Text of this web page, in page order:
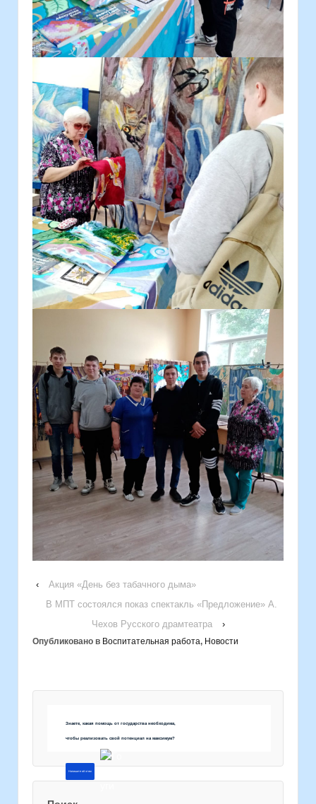
‹
Акция «День без табачного дыма»
В МПТ состоялся показ спектакль «Предложение» А.
Чехов Русского драмтеатра
›
Опубликовано в Воспитательная работа, Новости
Знаете, какая помощь от государства необходима,
чтобы реализовать свой потенциал на максимум?
Напишите об этом